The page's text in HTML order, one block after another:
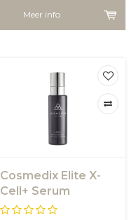
Meer info
Cosmedix Elite X-
Cell+ Serum